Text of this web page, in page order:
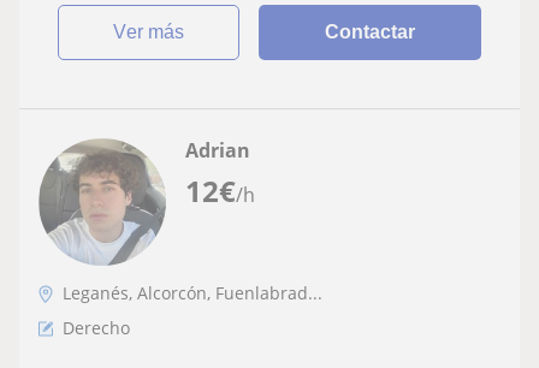
ver más Contactar
12€/h
Adrian
Leganés, Alcorcón, Fuenlabrad...
Derecho